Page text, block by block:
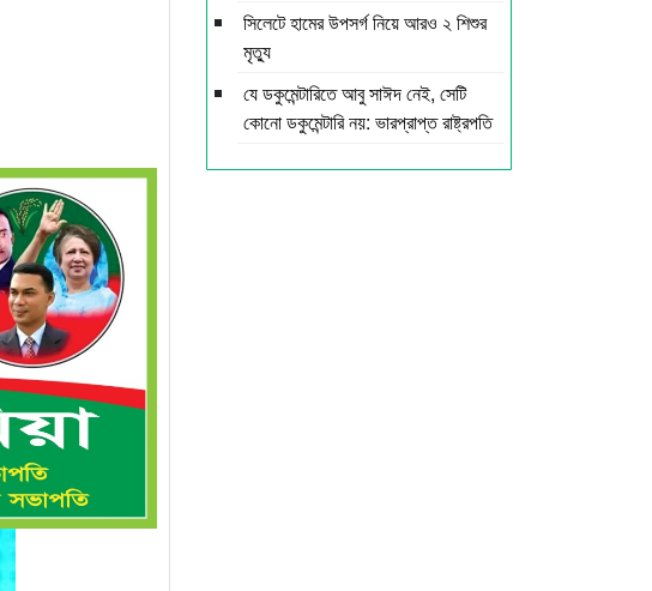
সিলেটে হামের উপসর্গ নিয়ে আরও ২ শিশুর
মৃত্যু
যে ডকুমেন্টারিতে আবু সাঈদ নেই, সেটি
কোনো ডকুমেন্টারি নয়: ভারপ্রাপ্ত রাষ্ট্রপতি